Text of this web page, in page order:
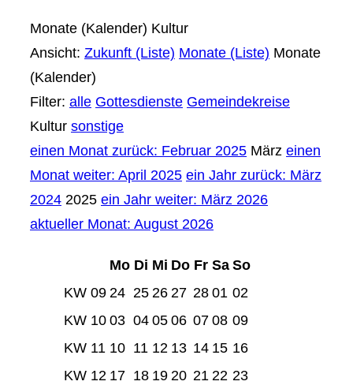
Monate (Kalender) Kultur
Ansicht: Zukunft (Liste) Monate (Liste) Monate
(Kalender)
Filter: alle Gottesdienste Gemeindekreise
Kultur sonstige
einen Monat zurück: Februar 2025 März einen
Monat weiter: April 2025 ein Jahr zurück: März
2024 2025 ein Jahr weiter: März 2026
aktueller Monat: August 2026
Mo Di Mi Do Fr SaSo
KW 0924 252627 2801 02
KW 1003 040506 0708 09
KW 11 10 11 12 13 14 15 16
KW 12 17 18 1920 2122 23